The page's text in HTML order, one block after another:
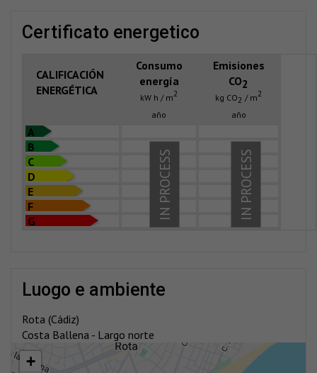
certificato energetico
CALIFICACIÓN
ENERGÉTICA
Consumo
energía
kW h / m2
año
Emisiones
CO2
kg CO2 / m2
año
A
B
C
D
E
F
G
IN PROCESS
IN PROCESS
luogo e ambiente
Rota (Cádiz)
Costa Ballena - Largo norte
+